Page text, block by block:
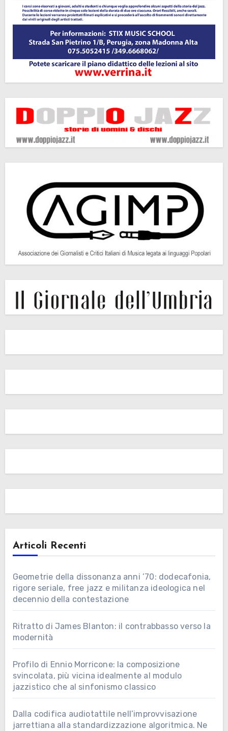
Articoli Recenti
Geometrie della dissonanza anni ’70: dodecafonia,
rigore seriale, free jazz e militanza ideologica nel
decennio della contestazione
Ritratto di James Blanton: il contrabbasso verso la
modernità
Profilo di Ennio Morricone: la composizione
svincolata, più vicina idealmente al modulo
jazzistico che al sinfonismo classico
Dalla codifica audiotattile nell’improvvisazione
jarrettiana alla standardizzazione algoritmica. Ne